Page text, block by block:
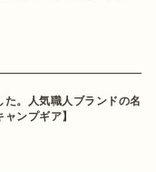
。人気職人ブランドの名
ンプギア】